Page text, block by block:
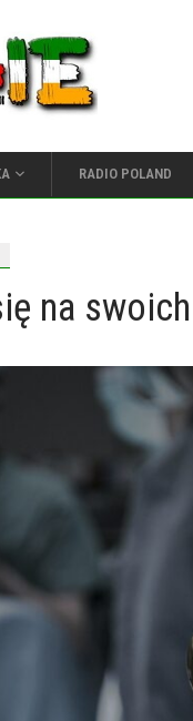
RADIO POLAND
na swoich